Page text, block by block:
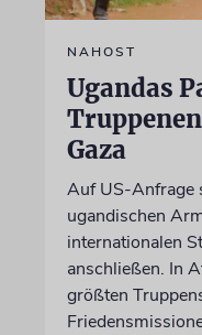
NAHOST
Ugandas
Gaza
Auf US-Anfrage
ugandischen
internationalen
anschließen. In
größten